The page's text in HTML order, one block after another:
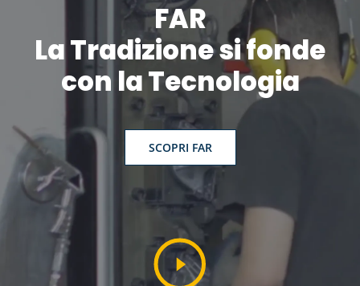
FAR
La Tradizione si fonde
con la Tecnologia
SCOPRI FAR